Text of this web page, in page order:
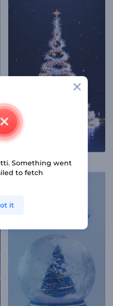
Sihirli Helezonik Noel Ağacı
Something went
to fetch
it